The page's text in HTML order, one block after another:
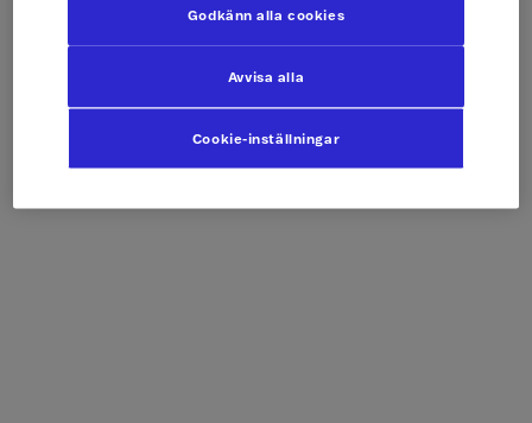
Cookie-inställningar
Avvisa alla
Godkänn alla cookies